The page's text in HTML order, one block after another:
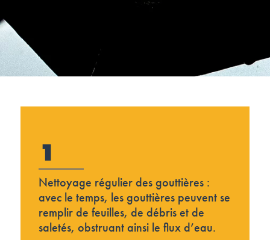
1
Nettoyage régulier des gouttières :
avec le temps, les gouttières peuvent se
remplir de feuilles, de débris et de
saletés, obstruant ainsi le flux d’eau.